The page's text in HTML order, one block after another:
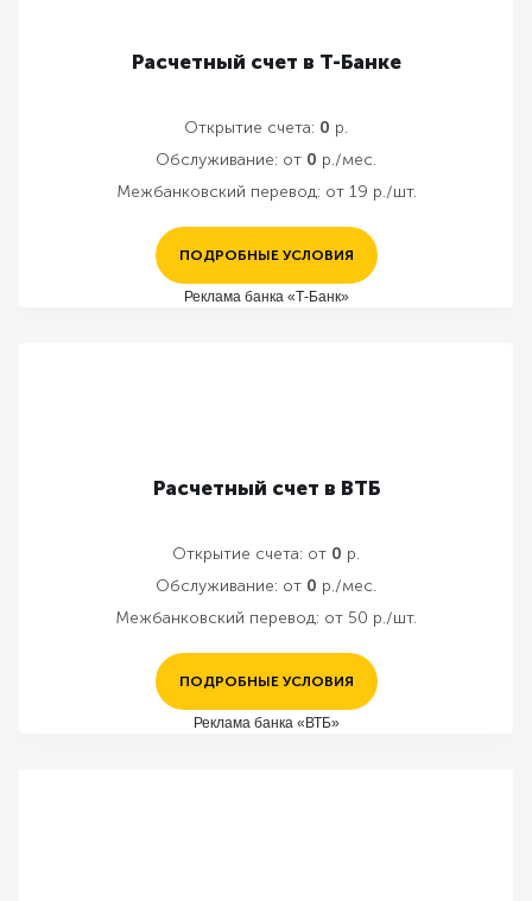
Расчетный счет в Т-Банке
Открытие счета: 0 р.
Обслуживание: от 0 р./мес.
Межбанковский перевод: от 19 р./шт.
ПОДРОБНЫЕ УСЛОВИЯ
Реклама банка «Т-Банк»
Расчетный счет в ВТБ
Открытие счета: от 0 р.
Обслуживание: от 0 р./мес.
Межбанковский перевод: от 50 р./шт.
ПОДРОБНЫЕ УСЛОВИЯ
Реклама банка «ВТБ»